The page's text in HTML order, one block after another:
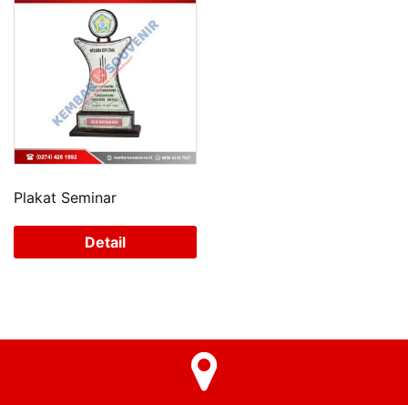
Plakat Seminar
Detail